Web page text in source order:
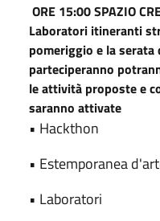
ORE 15:00 SPAZIO
Laboratori itineranti
pomeriggio e la
parteciperanno
le attività proposte e
saranno attivate
• Hackthon
• Estemporanea
• Laboratori